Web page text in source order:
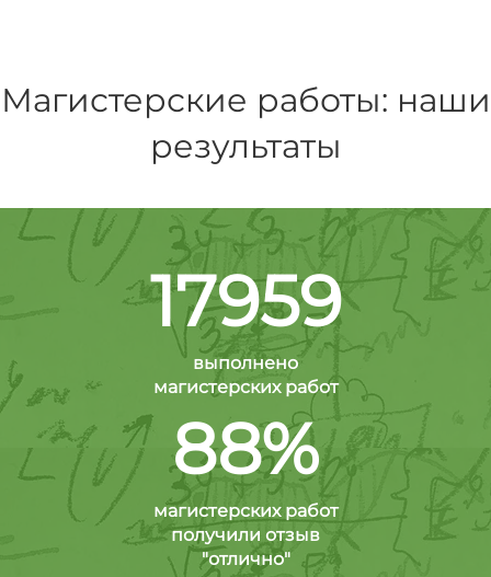
Магистерские работы: наши
результаты
17959
выполнено
магистерских работ
88%
магистерских работ
получили отзыв
"отлично"